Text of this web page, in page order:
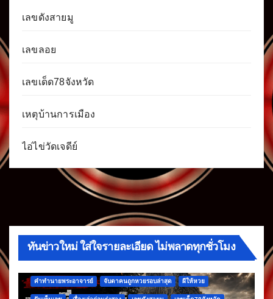
เลขดังสายมู
เลขลอย
เลขเด็ด78จังหวัด
เหตุบ้านการเมือง
ไอ่ไข่วัดเจดีย์
ทันข่าวใหม่ ใส่ใจรายละเอียด ไม่พลาดทุกชั่วโมง
คำทำนายพระอาจารย์ จับตาคนถูกหวยรอบล่าสุด ผีให้หวย